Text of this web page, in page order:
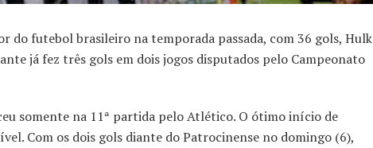
do futebol brasileiro na temporada passada, com 36 gols, Hulk
já fez três gols em dois jogos disputados pelo Campeonato
somente na 11ª partida pelo Atlético. O ótimo início de
Com os dois gols diante do Patrocinense no domingo (6),